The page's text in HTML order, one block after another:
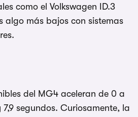
como el Volkswagen ID.3
algo más bajos con sistemas
del MG4 aceleran de 0 a
segundos. Curiosamente, la